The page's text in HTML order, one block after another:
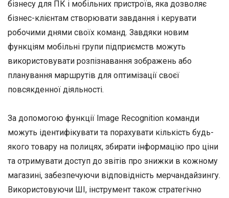
бізнесу для ПК і мобільних пристроїв, яка дозволяє
бізнес-клієнтам створювати завдання і керувати
робочими днями своїх команд. Завдяки новим
функціям мобільні групи підприємств можуть
використовувати розпізнавання зображень або
планування маршрутів для оптимізації своєї
повсякденної діяльності.
За допомогою функції Image Recognition команди
можуть ідентифікувати та порахувати кількість будь-
якого товару на полицях, збирати інформацію про ціни
та отримувати доступ до звітів про знижки в кожному
магазині, забезпечуючи відповідність мерчандайзингу.
Використовуючи ШІ, інструмент також стратегічно